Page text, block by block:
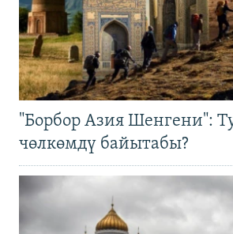
"Борбор Азия Шенгени":
чөлкөмдү байытабы?